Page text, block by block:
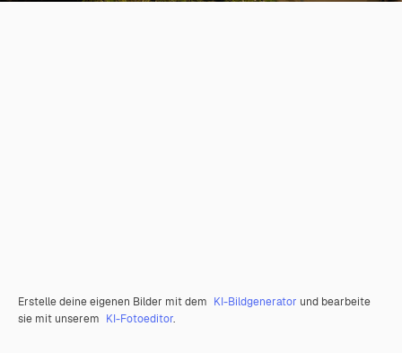
Erstelle deine eigenen Bilder mit dem KI-Bildgenerator und bearbeite
sie mit unserem KI-Fotoeditor.